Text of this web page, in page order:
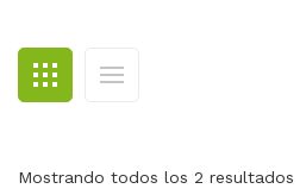
BLOG
CONTACTO
Mostrando todos los 2 resultados